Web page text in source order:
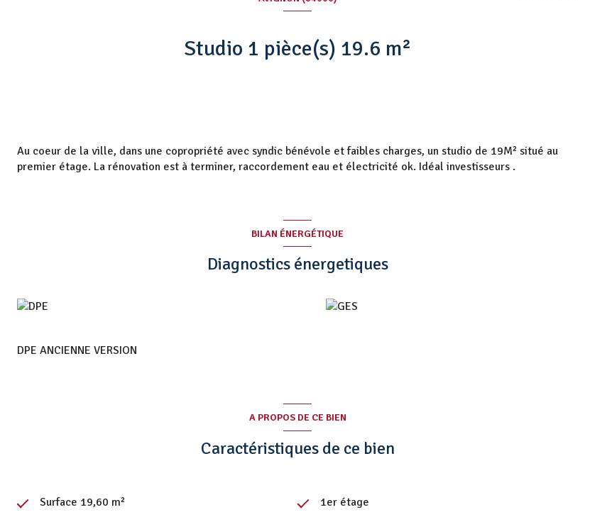
Studio 1 pièce(s) 19.6 m²
Au coeur de la ville, dans une copropriété avec syndic bénévole et faibles charges, un studio de 19M² situé au
premier étage. La rénovation est à terminer, raccordement eau et électricité ok. Idéal investisseurs .
BILAN ÉNERGÉTIQUE
Diagnostics énergetiques
DPE ANCIENNE VERSION
A PROPOS DE CE BIEN
Caractéristiques de ce bien
Surface 19,60 m² 1er étage